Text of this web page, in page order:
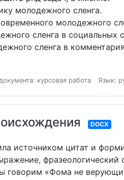
молодежного сленга.
молодежного
сленга в социальных
сленга в
курсовая работа Язык:
DOCX
источником цитат и
говорим «Фома не